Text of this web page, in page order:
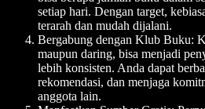
setiap hari. Dengan target,
terarah dan mudah dijalani.
Bergabung dengan Klub Buku:
maupun daring, bisa menjadi
lebih konsisten. Anda dapat
rekomendasi, dan menjaga
anggota lain.